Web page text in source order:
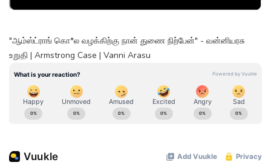
"ஆம்ஸ்ட்ராங் கொ*ல வழக்கிற்கு நான் துணை நிற்பேன்" - வன்னியரசு
உறுதி | Armstrong Case | Vanni Arasu